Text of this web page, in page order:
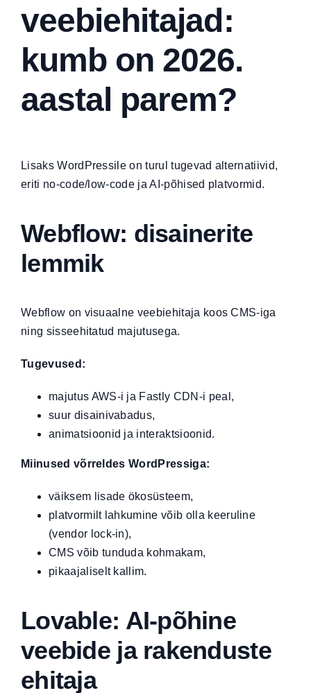
veebiehitajad:
kumb on 2026.
aastal parem?
Lisaks WordPressile on turul tugevad alternatiivid,
eriti no-code/low-code ja AI-põhised platvormid.
Webflow: disainerite
lemmik
Webflow on visuaalne veebiehitaja koos CMS-iga
ning sisseehitatud majutusega.
Tugevused:
majutus AWS-i ja Fastly CDN-i peal,
suur disainivabadus,
animatsioonid ja interaktsioonid.
Miinused võrreldes WordPressiga:
väiksem lisade ökosüsteem,
platvormilt lahkumine võib olla keeruline
(vendor lock-in),
CMS võib tunduda kohmakam,
pikaajaliselt kallim.
Lovable: AI-põhine
veebide ja rakenduste
ehitaja